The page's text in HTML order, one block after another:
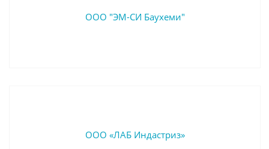
ООО "ЭМ-СИ Баухеми"
ООО «ЛАБ Индастриз»